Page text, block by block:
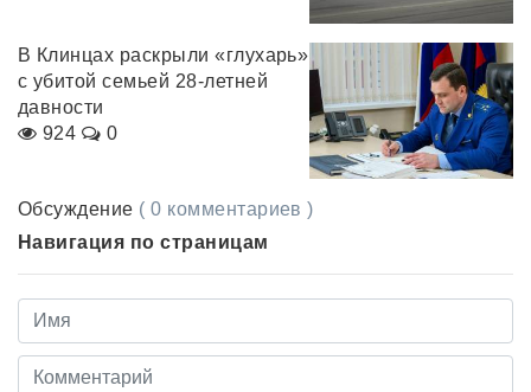
В Клинцах раскрыли «глухарь»
с убитой семьей 28-летней
давности
924
0
Обсуждение ( 0 комментариев )
Навигация по страницам